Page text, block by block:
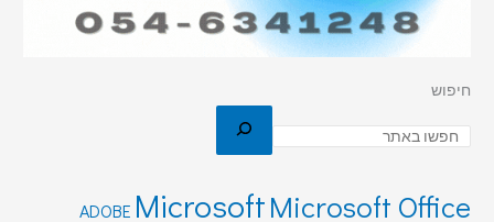
חיפוש
ADOBE MicrosoftMicrosoft Office